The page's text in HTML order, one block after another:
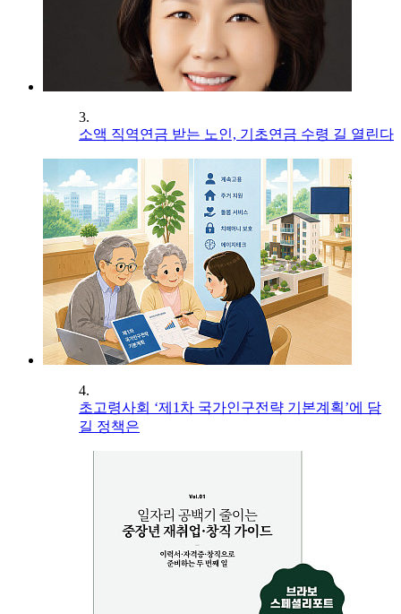
3.
소액 직역연금 받는 노인, 기초연금 수령 길 열린다
4.
초고령사회 ‘제1차 국가인구전략 기본계획’에 담
길 정책은